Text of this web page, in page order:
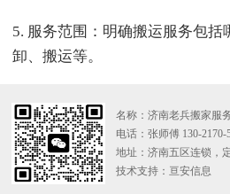
5. 服务范围：明确搬运服务包括
卸、搬运等。
名称：济南老兵搬家服
电话：张师傅 130-2170-
地址：济南五区连锁，
技术支持： 亘安信息